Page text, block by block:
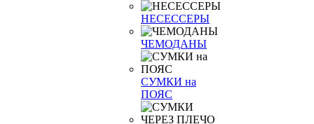
НЕСЕССЕРЫ
ЧЕМОДАНЫ
СУМКИ на
ПОЯС